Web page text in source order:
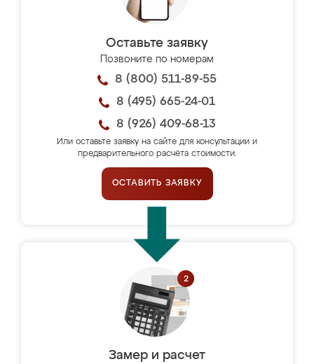
Оставьте заявку
Позвоните по номерам
8 (800) 511-89-55
8 (495) 665-24-01
8 (926) 409-68-13
Или оставьте заявку на сайте для консультации и
предварительного расчёта стоимости.
ОСТАВИТЬ ЗАЯВКУ
Замер и расчет